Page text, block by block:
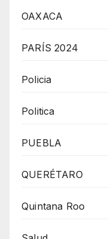
OAXACA
PARÍS 2024
Policia
Politica
PUEBLA
QUERÉTARO
Quintana Roo